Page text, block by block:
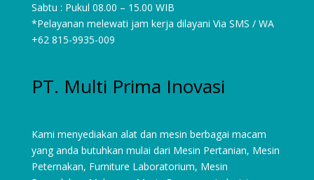
Sabtu : Pukul 08.00 – 15.00 WIB
*Pelayanan melewati jam kerja dilayani Via SMS / WA
+62 815-9935-009
PT. Multi Prima Inovasi
Kami menyediakan alat dan mesin berbagai macam
yang anda butuhkan mulai dari Mesin Pertanian, Mesin
Peternakan, Furniture Laboratorium, Mesin